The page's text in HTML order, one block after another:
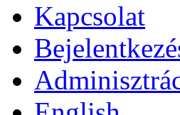
Kapcsolat